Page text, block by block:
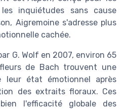
inquiétudes sans cause
Aigremoine s'adresse plus
cachée.
G. Wolf en 2007, environ 65
de Bach trouvent une
leur état émotionnel après
des extraits floraux. Ces
l'efficacité globale des